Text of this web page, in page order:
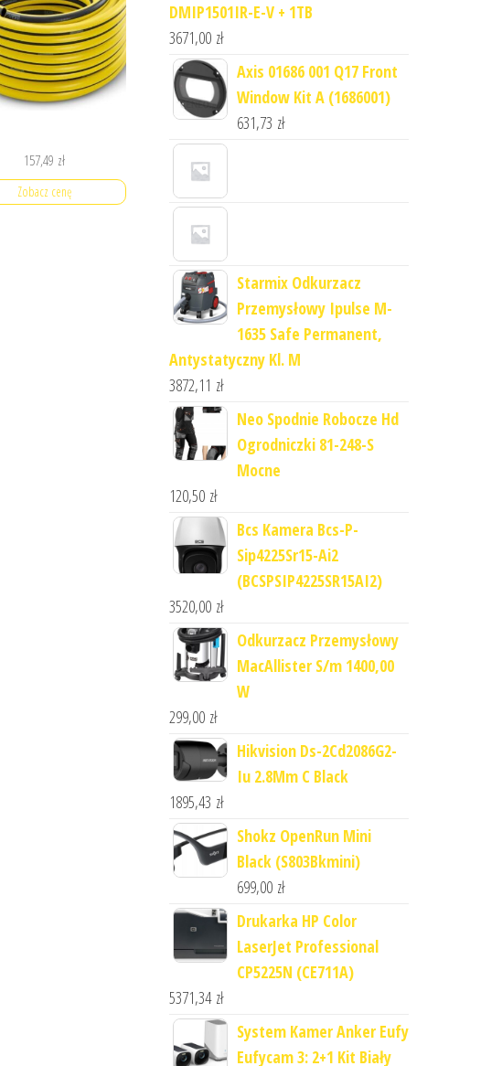
157,49 zł
Zobacz cenę
DMIP1501IR-E-V + 1TB
3671,00 zł
Axis 01686 001 Q17 Front
Window Kit A (1686001)
631,73 zł
Starmix Odkurzacz
Przemysłowy Ipulse M-
1635 Safe Permanent,
Antystatyczny Kl. M
3872,11 zł
Neo Spodnie Robocze Hd
Ogrodniczki 81-248-S
Mocne
120,50 zł
Bcs Kamera Bcs-P-
Sip4225Sr15-Ai2
(BCSPSIP4225SR15AI2)
3520,00 zł
Odkurzacz Przemysłowy
MacAllister S/m 1400,00
W
299,00 zł
Hikvision Ds-2Cd2086G2-
Iu 2.8Mm C Black
1895,43 zł
Shokz OpenRun Mini
Black (S803Bkmini)
699,00 zł
Drukarka HP Color
LaserJet Professional
CP5225N (CE711A)
5371,34 zł
System Kamer Anker Eufy
Eufycam 3: 2+1 Kit Biały